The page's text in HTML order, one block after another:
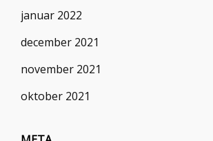
januar 2022
december 2021
november 2021
oktober 2021